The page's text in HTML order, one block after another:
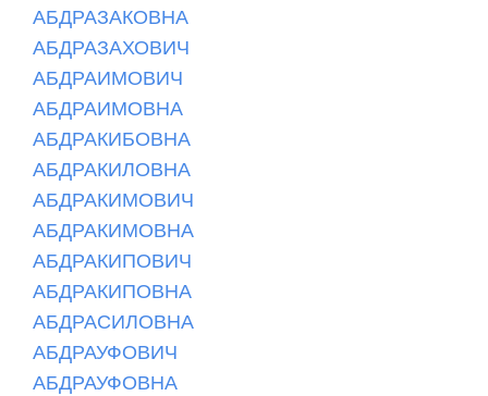
АБДРАЗАКОВНА
АБДРАЗАХОВИЧ
АБДРАИМОВИЧ
АБДРАИМОВНА
АБДРАКИБОВНА
АБДРАКИЛОВНА
АБДРАКИМОВИЧ
АБДРАКИМОВНА
АБДРАКИПОВИЧ
АБДРАКИПОВНА
АБДРАСИЛОВНА
АБДРАУФОВИЧ
АБДРАУФОВНА